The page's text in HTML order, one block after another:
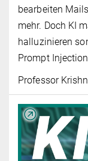
bearbeiten
mehr. Doch KI
halluzinieren
Prompt
Professor